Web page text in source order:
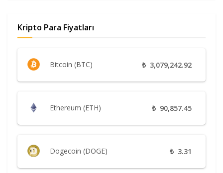
Kripto Para Fiyatları
Bitcoin (BTC) ₺ 3,079,242.92
Ethereum (ETH) ₺ 90,857.45
Dogecoin (DOGE) ₺ 3.31